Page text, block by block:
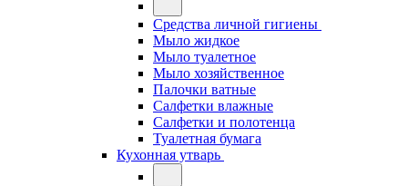
Средства личной гигиены
Мыло жидкое
Мыло туалетное
Мыло хозяйственное
Палочки ватные
Салфетки влажные
Салфетки и полотенца
Туалетная бумага
Кухонная утварь